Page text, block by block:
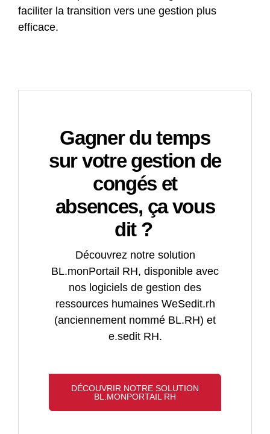
faciliter la transition vers une gestion plus
efficace.
Gagner du temps
sur votre gestion de
congés et
absences, ça vous
dit ?
Découvrez notre solution
BL.monPortail RH, disponible avec
nos logiciels de gestion des
ressources humaines WeSedit.rh
(anciennement nommé BL.RH) et
e.sedit RH.
DÉCOUVRIR NOTRE SOLUTION
BL.MONPORTAIL RH